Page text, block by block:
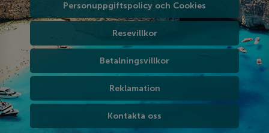
Personuppgiftspolicy och Cookies
Resevillkor
Betalningsvillkor
Reklamation
Kontakta oss